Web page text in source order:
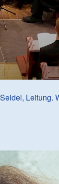
Leitung.